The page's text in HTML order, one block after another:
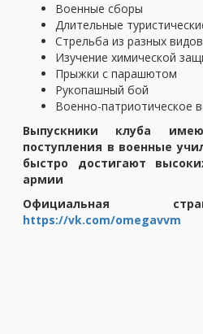
Военные сборы
Длительные
Стрельба из разных
Изучение химической
Прыжки с парашютом
Рукопашный бой
Военно-патриотическое
Выпускники клуба
поступления в военные
быстро достигают
армии
Официальная
https://vk.com/omegavvm